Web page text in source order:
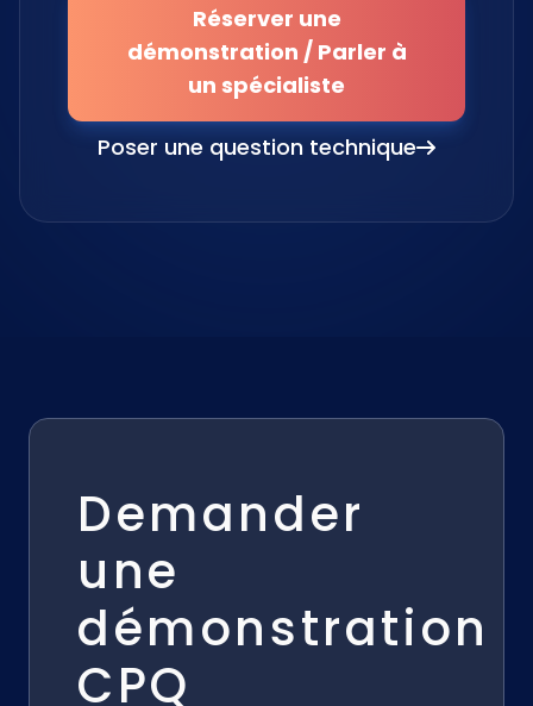
Réserver une
démonstration / Parler à
un spécialiste
Poser une question technique
Demander
une
démonstration
CPQ